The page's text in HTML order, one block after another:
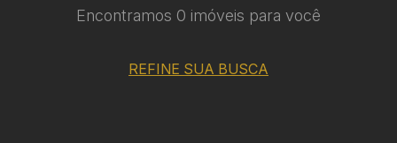
Encontramos 0 imóveis para você
REFINE SUA BUSCA